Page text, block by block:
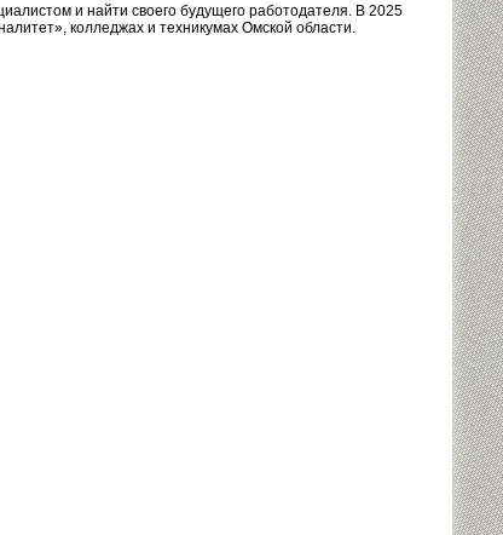
и найти своего будущего работодателя. В 2025
колледжах и техникумах Омской области.